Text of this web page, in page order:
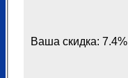
Ваша скидка: 7.4%